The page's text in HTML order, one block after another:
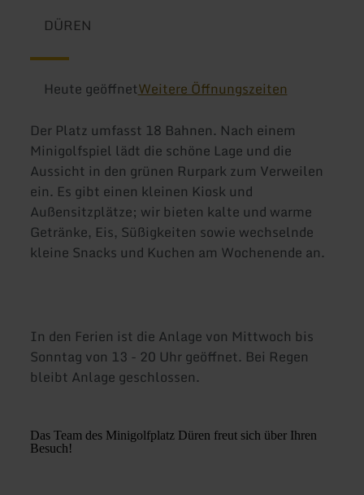
DÜREN
Heute geöffnetWeitere Öffnungszeiten
Der Platz umfasst 18 Bahnen. Nach einem
Minigolfspiel lädt die schöne Lage und die
Aussicht in den grünen Rurpark zum Verweilen
ein. Es gibt einen kleinen Kiosk und
Außensitzplätze; wir bieten kalte und warme
Getränke, Eis, Süßigkeiten sowie wechselnde
kleine Snacks und Kuchen am Wochenende an.
In den Ferien ist die Anlage von Mittwoch bis
Sonntag von 13 - 20 Uhr geöffnet. Bei Regen
bleibt Anlage geschlossen.
Das Team des Minigolfplatz Düren freut sich über Ihren
Besuch!